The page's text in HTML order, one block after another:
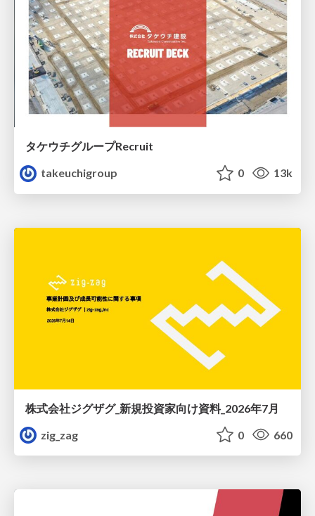
タケウチグループRecruit
takeuchigroup
0 13k
株式会社ジグザグ_新規投資家向け資料_2026年7月
zig_zag
0 660